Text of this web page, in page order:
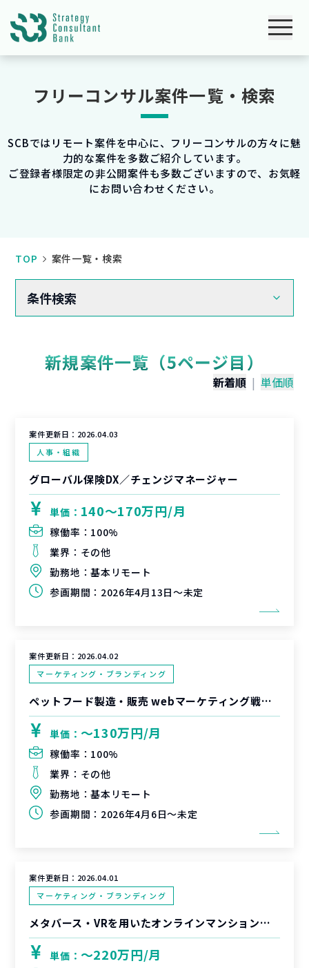
フリーコンサル案件一覧・検索
SCBではリモート案件を中心に、フリーコンサルの方々に魅
力的な案件を多数ご紹介しています。
ご登録者様限定の非公開案件も多数ございますので、お気軽
にお問い合わせください。
TOP 案件一覧・検索
条件検索
新規案件一覧（5ページ目）
新着順 | 単価順
案件更新日： 2026.04.03
人事・組織
グローバル保険DX／チェンジマネージャー
単価： 140〜170万円/月
稼働率： 100%
業界： その他
勤務地：基本リモート
参画期間： 2026年4月13日～未定
案件更新日： 2026.04.02
マーケティング・ブランディング
ペットフード製造・販売 webマーケティング戦略支援
単価： 〜130万円/月
稼働率： 100%
業界： その他
勤務地：基本リモート
参画期間： 2026年4月6日～未定
案件更新日： 2026.04.01
マーケティング・ブランディング
メタバース・VRを用いたオンラインマンション販売サービスの企画立案・実行推進
単価： 〜220万円/月